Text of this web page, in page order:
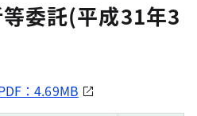
委託(平成31年3
：4.69MB